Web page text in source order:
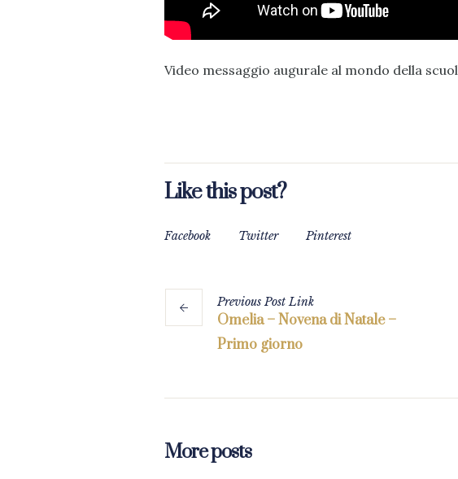
Video messaggio augurale al mondo della
Like this post?
Facebook Twitter Pinterest
PreviousPostLink
Omelia – Novena di Natale –
Primo giorno
More posts